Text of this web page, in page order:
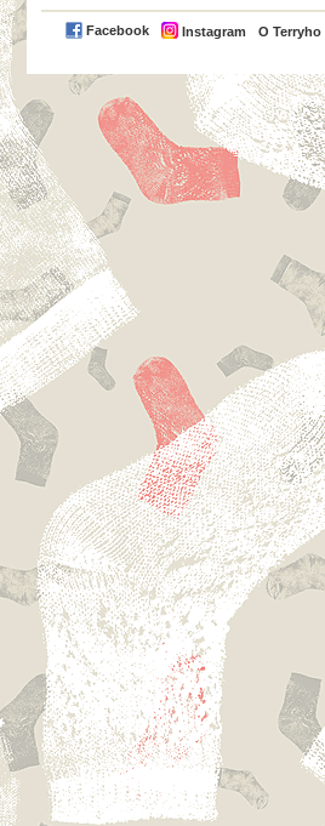
Facebook Instagram O